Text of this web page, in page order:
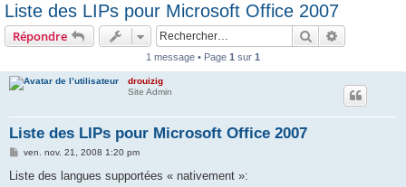
Liste des LIPs pour Microsoft Office 2007
Répondre Rechercher
1 message • Page 1 sur 1
drouizig
Site Admin
Liste des LIPs pour Microsoft Office 2007
M
s
ven. nov. 21, 2008 1:20 pm
Liste des langues supportées « nativement »: